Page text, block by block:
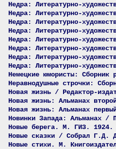
Недра: Литературно-
Недра: Литературно-
Недра: Литературно-
Недра: Литературно-
Недра: Литературно-
Недра: Литературно-
Недра: Литературно-
Недра: Литературно-
Немецкие юмористы:
Неравнодушные строчки:
Новая жизнь / Редактор-
Новая жизнь: Альманах
Новая жизнь: Альманах
Новинки Запада: Альманах /
Новые берега. М. ГИЗ.
Новые сказки / Собрал Г.Д.
Новые стихи. М.